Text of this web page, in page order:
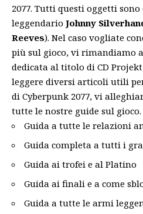
2077. Tutti questi oggetti
leggendario Johnny
Reeves). Nel caso vogliate
più sul gioco, vi rimandiamo
dedicata al titolo di CD
leggere diversi articoli utili
di Cyberpunk 2077, vi
tutte le nostre guide sul gioco.
Guida a tutte le relazioni
Guida completa a tutti i
Guida ai trofei e al Platino
Guida ai finali e a come
Guida a tutte le armi